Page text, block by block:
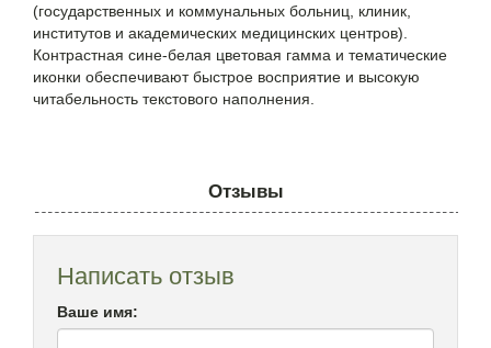
(государственных и коммунальных больниц, клиник,
институтов и академических медицинских центров).
Контрастная сине-белая цветовая гамма и тематические
иконки обеспечивают быстрое восприятие и высокую
читабельность текстового наполнения.
Отзывы
Написать отзыв
Ваше имя: